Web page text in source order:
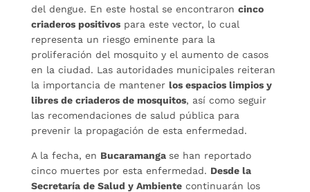
del dengue. En este hostal se encontraron cinco
criaderos positivospara este vector, lo cual
representa un riesgo eminente para la
proliferación del mosquito y el aumento de casos
en la ciudad. Las autoridades municipales reiteran
la importancia de mantener los espacios limpios y
libres de criaderos de mosquitos, así como seguir
las recomendaciones de salud pública para
prevenir la propagación de esta enfermedad.
A la fecha, en Bucaramanga se han reportado
cinco muertes por esta enfermedad. Desde la
Secretaría de Salud y Ambientecontinuarán los